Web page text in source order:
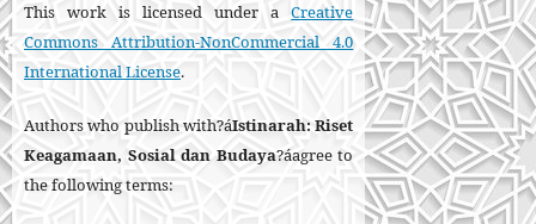
This work is licensed under aCreative
Commons Attribution-NonCommercial 4.0
International License.
Authors who publish with?áIstinarah: Riset
Keagamaan, Sosial dan Budaya?áagree to
the following terms: